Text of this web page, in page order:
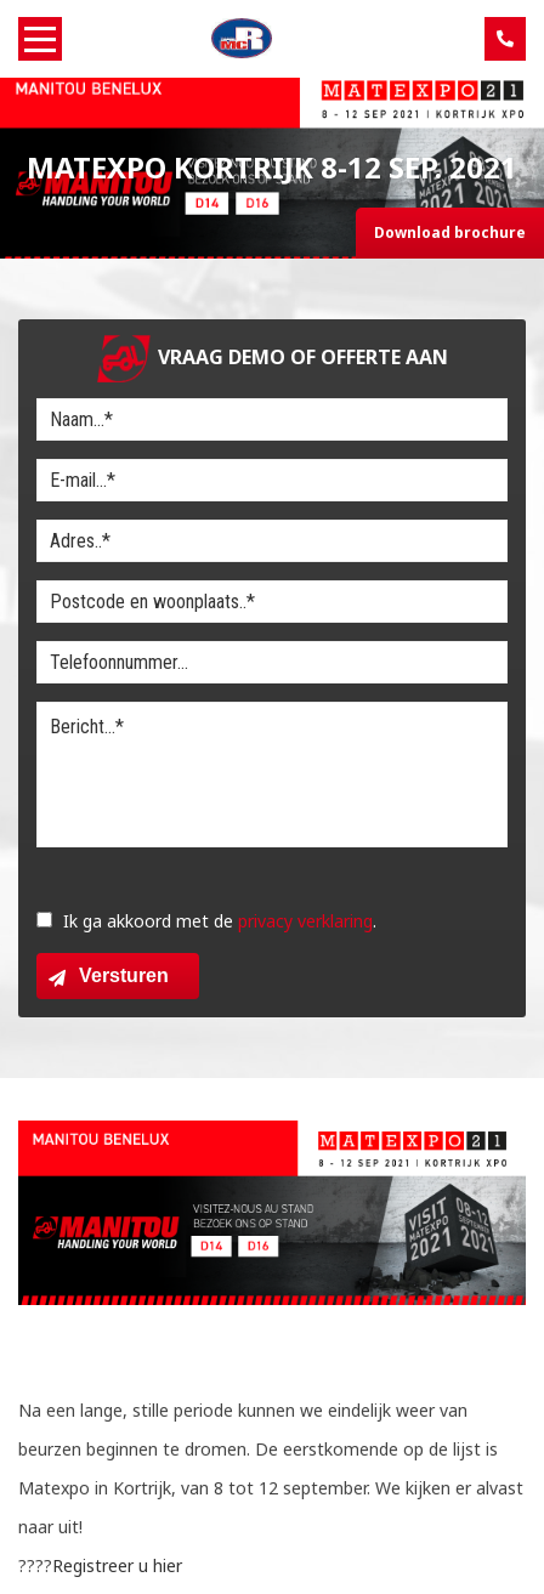
Over MCR
Service
Machine aanbod
Nieuws
Contact
MATEXPO KORTRIJK 8-12 SEP. 2021
Download brochure
VRAAG DEMO OF OFFERTE AAN
dit
veld
leeg
Ik ga akkoord met de privacy verklaring.
Versturen
Na een lange, stille periode kunnen we eindelijk weer van
beurzen beginnen te dromen. De eerstkomende op de lijst is
Matexpo in Kortrijk, van 8 tot 12 september. We kijken er alvast
naar uit!
????Registreer u hier